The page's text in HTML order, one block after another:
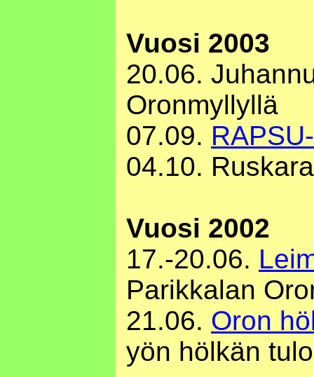
Vuosi 2003
20.06.
Oronmyllyllä
07.09.
04.10.
Vuosi 2002
17.-20.06.
Parikkalan
21.06. Oron
yön hölkän